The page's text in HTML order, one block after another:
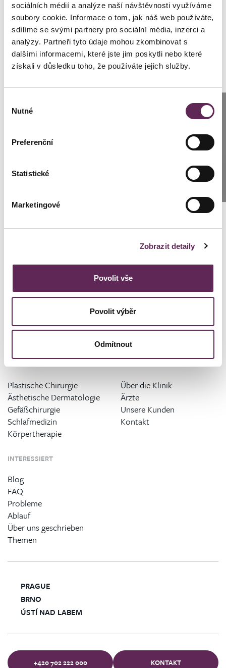
sociálních médií a analýze naší návštěvnosti využíváme
soubory cookie. Informace o tom, jak náš web používáte,
sdílíme se svými partnery pro sociální média, inzerci a
analýzy. Partneři tyto údaje mohou zkombinovat s
dalšími informacemi, které jste jim poskytli nebo které
získali v důsledku toho, že používáte jejich služby.
souhlasu
Nutné
Preferenční
Statistické
Marketingové
Zobrazit detaily
Povolit vše
Povolit výběr
Odmítnout
+420 702 222 000 KONTAKT
Kontaktierien Sie ihren
persönlichen Koordinator
cernicka@medicomclinic.cz
Brünn: +420 776 279 454
ANGEBOT AN EINGRIFFEN
Plastische Chirurgie
Ästhetische Dermatologie
Gefäßchirurgie
Schlafmedizin
Körpertherapie
KLINIK
Über die Klinik
Ärzte
Unsere Kunden
Kontakt
INTERESSIERT
Blog
FAQ
Probleme
Ablauf
Über uns geschrieben
Themen
PRAGUE
BRNO
ÚSTÍ NAD LABEM
+420 702 222 000 KONTAKT